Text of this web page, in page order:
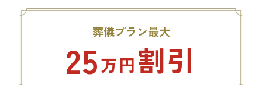
葬儀プラン最大
25万円割引